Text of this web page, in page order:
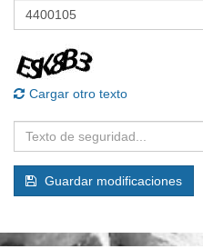
Cargar otro texto
Guardar modificaciones